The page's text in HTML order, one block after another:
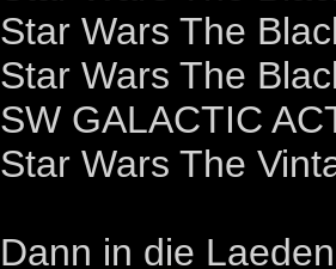
Star Wars The
Star Wars The
SW GALACTIC
Star Wars The
Dann in die